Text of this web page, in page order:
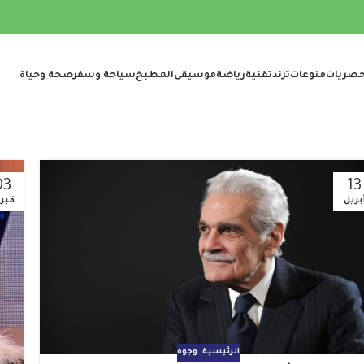
منوعاتترندتقنيةرياضةموسيقىالمطبخسياحة وسفرصحة وحياة
13
الرئيسية, وجوه